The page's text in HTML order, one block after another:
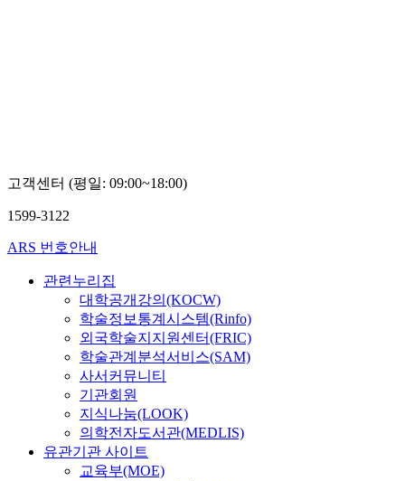
고객센터 (평일: 09:00~18:00)
1599-3122
ARS 번호안내
관련누리집
대학공개강의(KOCW)
학술정보통계시스템(Rinfo)
외국학술지지원센터(FRIC)
학술관계분석서비스(SAM)
사서커뮤니티
기관회원
지식나눔(LOOK)
의학전자도서관(MEDLIS)
유관기관 사이트
교육부(MOE)